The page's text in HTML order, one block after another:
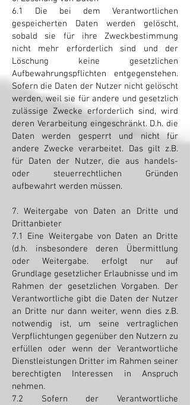
6.1 Die bei dem Verantwortlichen
gespeicherten Daten werden gelöscht,
sobald sie für ihre Zweckbestimmung
nicht mehr erforderlich sind und der
Löschung keine gesetzlichen
Aufbewahrungspflichten entgegenstehen.
Sofern die Daten der Nutzer nicht gelöscht
werden, weil sie für andere und gesetzlich
zulässige Zwecke erforderlich sind, wird
deren Verarbeitung eingeschränkt. D.h. die
Daten werden gesperrt und nicht für
andere Zwecke verarbeitet. Das gilt z.B.
für Daten der Nutzer, die aus handels-
oder steuerrechtlichen Gründen
aufbewahrt werden müssen.
7. Weitergabe von Daten an Dritte und
Drittanbieter
7.1 Eine Weitergabe von Daten an Dritte
(d.h. insbesondere deren Übermittlung
oder Weitergabe. erfolgt nur auf
Grundlage gesetzlicher Erlaubnisse und im
Rahmen der gesetzlichen Vorgaben. Der
Verantwortliche gibt die Daten der Nutzer
an Dritte nur dann weiter, wenn dies z.B.
notwendig ist, um seine vertraglichen
Verpflichtungen gegenüber den Nutzern zu
erfüllen oder wenn der Verantwortliche
Dienstleistungen Dritter im Rahmen seiner
berechtigten Interessen in Anspruch
nehmen.
7.2 Sofern der Verantwortliche